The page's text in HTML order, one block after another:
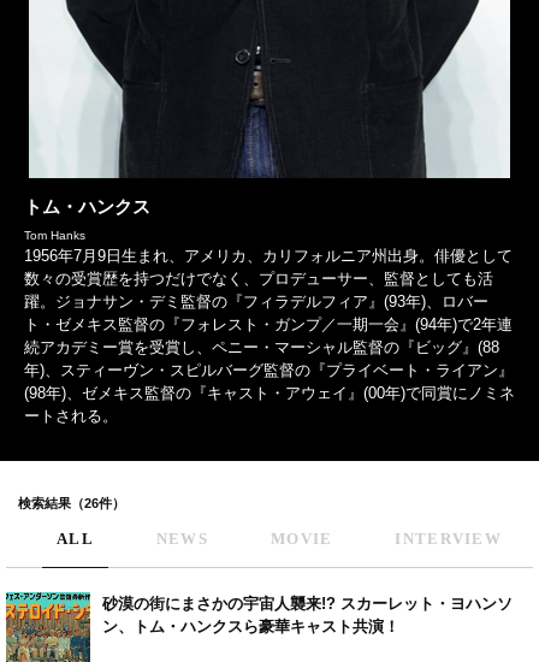
トム・ハンクス
Tom Hanks
1956年7月9日生まれ、アメリカ、カリフォルニア州出身。俳優として
数々の受賞歴を持つだけでなく、プロデューサー、監督としても活
躍。ジョナサン・デミ監督の『フィラデルフィア』(93年)、ロバー
ト・ゼメキス監督の『フォレスト・ガンプ／一期一会』(94年)で2年連
続アカデミー賞を受賞し、ペニー・マーシャル監督の『ビッグ』(88
年)、スティーヴン・スピルバーグ監督の『プライベート・ライアン』
(98年)、ゼメキス監督の『キャスト・アウェイ』(00年)で同賞にノミネ
ートされる。
検索結果（26件）
ALL NEWS MOVIE INTERVIEW
砂漠の街にまさかの宇宙人襲来!? スカーレット・ヨハンソ
ン、トム・ハンクスら豪華キャスト共演！